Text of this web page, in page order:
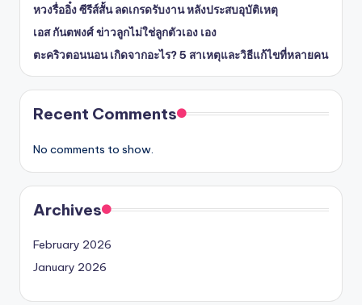
หวงรื่ออิ๋ง ซีรีส์สั้น ลดเกรดรับงาน หลังประสบอุบัติเหตุ
เอส กันตพงศ์ ข่าวลูกไม่ใช่ลูกตัวเอง เอง
ตะคริวตอนนอน เกิดจากอะไร? 5 สาเหตุและวิธีแก้ไขที่หลายคน
Recent Comments
No comments to show.
Archives
February 2026
January 2026